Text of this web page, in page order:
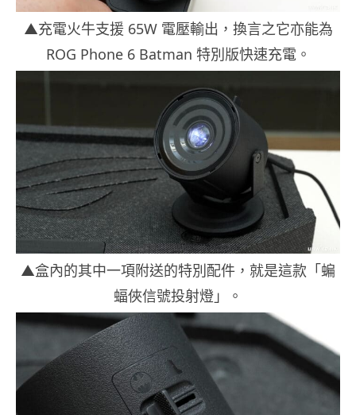
▲充電火牛支援 65W 電壓輸出，換言之它亦能為
ROG Phone 6 Batman 特別版快速充電。
▲盒內的其中一項附送的特別配件，就是這款「蝙
蝠俠信號投射燈」。